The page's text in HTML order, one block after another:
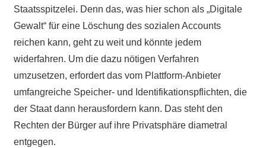
Staatsspitzelei. Denn das, was hier schon als „Digitale
Gewalt“ für eine Löschung des sozialen Accounts
reichen kann, geht zu weit und könnte jedem
widerfahren. Um die dazu nötigen Verfahren
umzusetzen, erfordert das vom Plattform-Anbieter
umfangreiche Speicher- und Identifikationspflichten, die
der Staat dann herausfordern kann. Das steht den
Rechten der Bürger auf ihre Privatsphäre diametral
entgegen.